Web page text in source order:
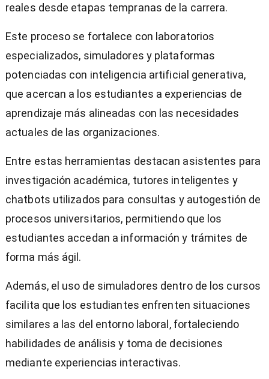
reales desde etapas tempranas de la carrera.
Este proceso se fortalece con laboratorios
especializados, simuladores y plataformas
potenciadas con inteligencia artificial generativa,
que acercan a los estudiantes a experiencias de
aprendizaje más alineadas con las necesidades
actuales de las organizaciones.
Entre estas herramientas destacan asistentes para
investigación académica, tutores inteligentes y
chatbots utilizados para consultas y autogestión de
procesos universitarios, permitiendo que los
estudiantes accedan a información y trámites de
forma más ágil.
Además, el uso de simuladores dentro de los cursos
facilita que los estudiantes enfrenten situaciones
similares a las del entorno laboral, fortaleciendo
habilidades de análisis y toma de decisiones
mediante experiencias interactivas.